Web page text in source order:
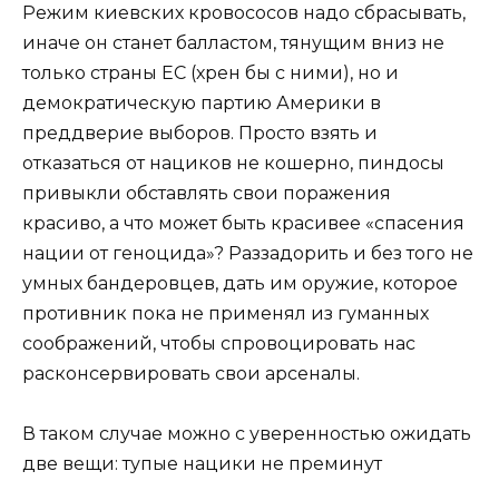
Режим киевских кровососов надо сбрасывать,
иначе он станет балластом, тянущим вниз не
только страны ЕС (хрен бы с ними), но и
демократическую партию Америки в
преддверие выборов. Просто взять и
отказаться от нациков не кошерно, пиндосы
привыкли обставлять свои поражения
красиво, а что может быть красивее «спасения
нации от геноцида»? Раззадорить и без того не
умных бандеровцев, дать им оружие, которое
противник пока не применял из гуманных
соображений, чтобы спровоцировать нас
расконсервировать свои арсеналы.
В таком случае можно с уверенностью ожидать
две вещи: тупые нацики не преминут